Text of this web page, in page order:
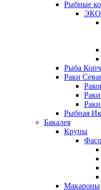
Рыбные
Рыба
Раки
Рыбная
Бакалея
Крупы
Макароны